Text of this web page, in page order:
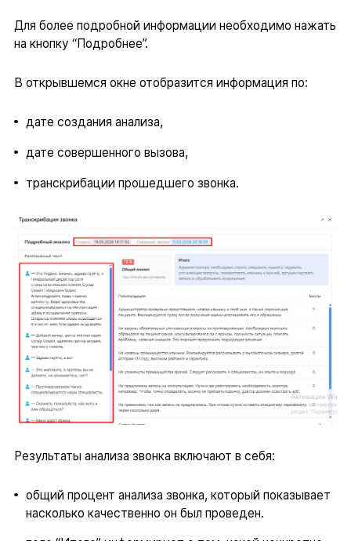
Для более подробной информации необходимо нажать
на кнопку “Подробнее”.
В открывшемся окне отобразится информация по:
дате создания анализа,
дате совершенного вызова,
транскрибации прошедшего звонка.
Результаты анализа звонка включают в себя:
общий процент анализа звонка, который показывает
насколько качественно он был проведен.